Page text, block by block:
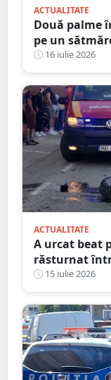
ACTUALITATE
Două palme
pe un
refuzat să îl
16 iulie 2026
ACTUALITATE
A urcat beat
răsturnat
15 iulie 2026